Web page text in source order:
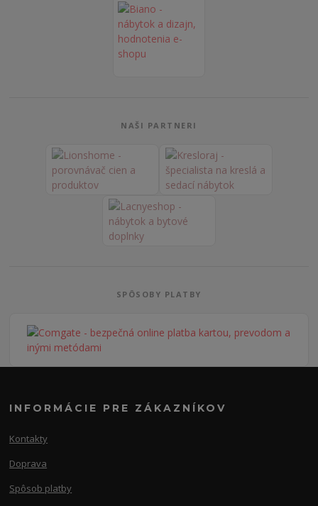
NAŠI PARTNERI
SPÔSOBY PLATBY
INFORMÁCIE PRE ZÁKAZNÍKOV
Kontakty
Doprava
Spôsob platby